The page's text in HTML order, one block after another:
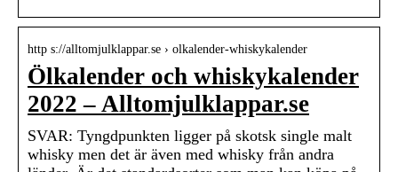
http s://alltomjulklappar.se › olkalender-whiskykalender
Ölkalender och whiskykalender
2022 – Alltomjulklappar.se
SVAR: Tyngdpunkten ligger på skotsk single malt
whisky men det är även med whisky från andra